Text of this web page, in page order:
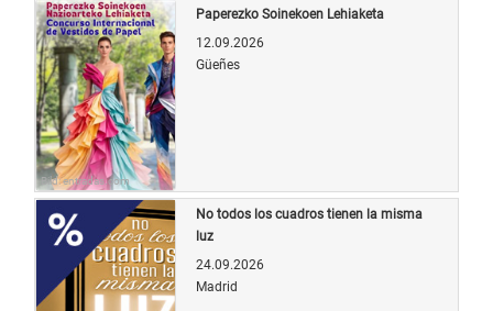
Bild: entradas.com
Paperezko Soinekoen Lehiaketa
12.09.2026
Güeñes
No todos los cuadros tienen la misma
luz
24.09.2026
Madrid